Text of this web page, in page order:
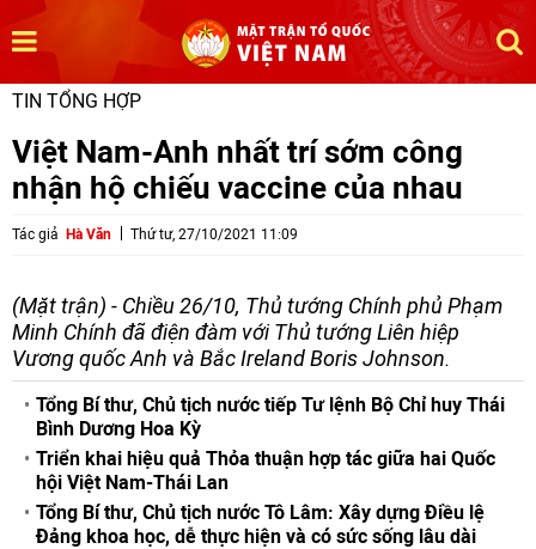
TIN TỔNG HỢP
Việt Nam-Anh nhất trí sớm công
nhận hộ chiếu vaccine của nhau
Tác giả Hà Văn Thứ tư, 27/10/2021 11:09
(Mặt trận) - Chiều 26/10, Thủ tướng Chính phủ Phạm
Minh Chính đã điện đàm với Thủ tướng Liên hiệp
Vương quốc Anh và Bắc Ireland Boris Johnson.
Tổng Bí thư, Chủ tịch nước tiếp Tư lệnh Bộ Chỉ huy Thái
Bình Dương Hoa Kỳ
Triển khai hiệu quả Thỏa thuận hợp tác giữa hai Quốc
hội Việt Nam-Thái Lan
Tổng Bí thư, Chủ tịch nước Tô Lâm: Xây dựng Điều lệ
Đảng khoa học, dễ thực hiện và có sức sống lâu dài